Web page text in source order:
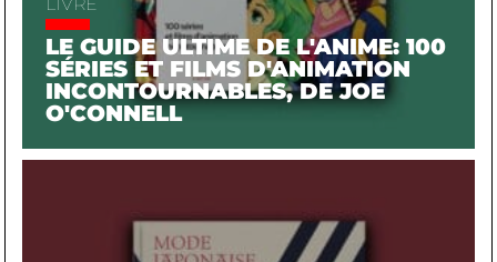
LE GUIDE ULTIME DE L'ANIME: 100
SÉRIES ET FILMS D'ANIMATION
INCONTOURNABLES, DE JOE
O'CONNELL